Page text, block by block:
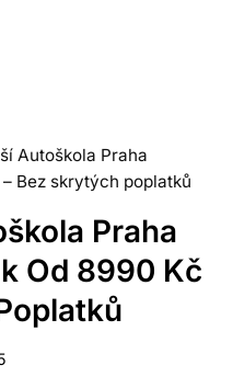
Autoškola Praha
Bez skrytých poplatků
Praha
Od 8990 Kč